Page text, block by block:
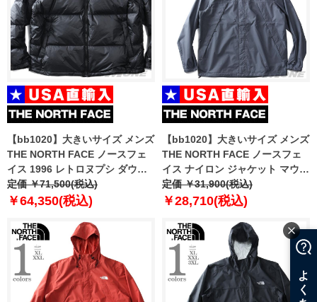
【bb1020】大きいサイズ メンズ
THE NORTH FACE ノースフェ
イス 1996 レトロヌプシ ダウン
ジャケット 1996 RETRO
NUPTSE JACKET USA直輸入
定価 ￥71,500(税込)
￥64,350(税込)
【bb1020】大きいサイズ メンズ
THE NORTH FACE ノースフェ
イス ナイロン ジャケット マウン
テンパーカー ANTORA JACKET
USA直輸入 nf0a7qey-174
定価 ￥31,900(税込)
￥28,710(税込)